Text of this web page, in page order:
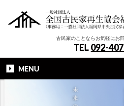
古民家のことならお気軽にお
TEL 092-
MENU